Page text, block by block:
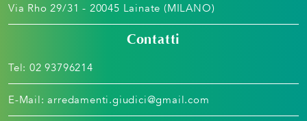
Via Rho 29/31 - 20045 Lainate (MILANO)
Contatti
Tel: 02 93796214
E-Mail: arredamenti.giudici@gmail.com